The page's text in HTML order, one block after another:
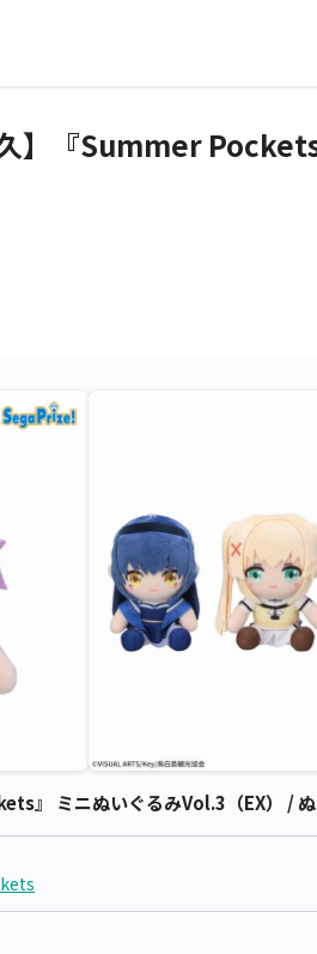
】『Summer
』 ミニぬいぐるみVol.3（EX） /